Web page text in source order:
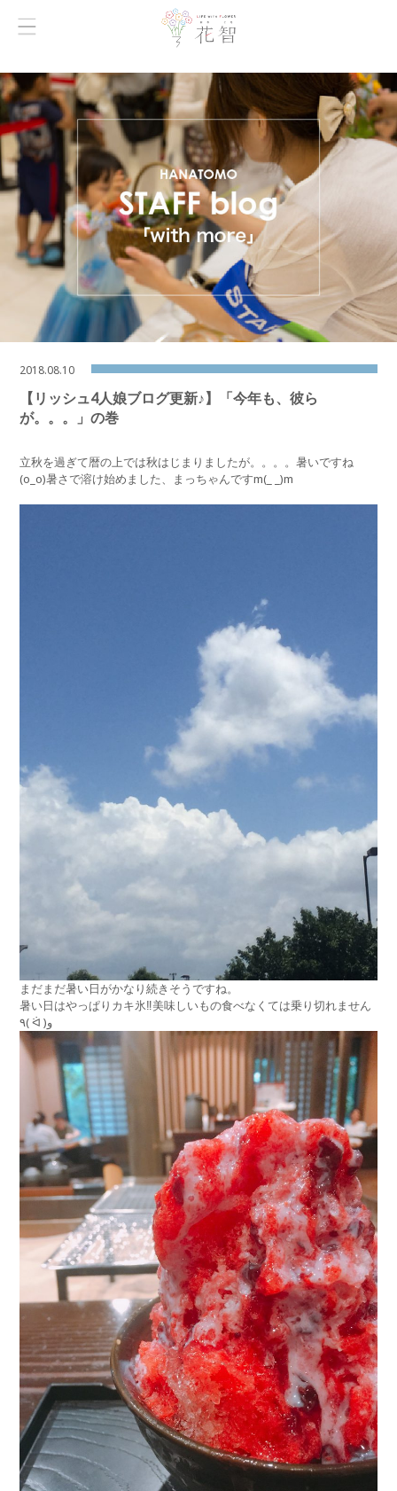
2018.08.10
【リッシュ4人娘ブログ更新♪】「今年も、彼ら
が。。。」の巻
立秋を過ぎて暦の上では秋はじまりましたが。。。。暑いですね
(o_o)暑さで溶け始めました、まっちゃんですm(_ _)m
まだまだ暑い日がかなり続きそうですね。
暑い日はやっぱりカキ氷‼︎美味しいもの食べなくては乗り切れません
٩( ᐛ )و